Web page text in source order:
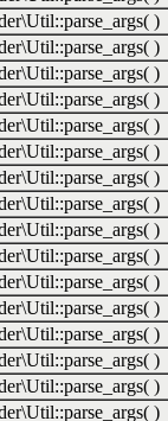
)
)
)
)
)
)
)
)
)
)
)
)
)
)
)
)